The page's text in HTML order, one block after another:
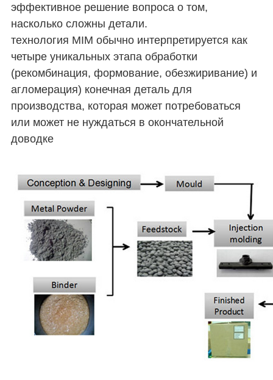
эффективное решение вопроса о том,
насколько сложны детали.
технология MIM обычно интерпретируется как
четыре уникальных этапа обработки
(рекомбинация, формование, обезжиривание) и
агломерация) конечная деталь для
производства, которая может потребоваться
или может не нуждаться в окончательной
доводке